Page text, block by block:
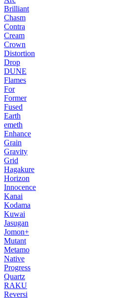
Brilliant
Chasm
Contra
Cream
Crown
Distortion
Drop
DUNE
Flames
For
Former
Fused
Earth
emeth
Enhance
Grain
Gravity
Grid
Hagakure
Horizon
Innocence
Kanai
Kodama
Kuwai
Jasugan
Jomon+
Mutant
Metamo
Native
Progress
Quartz
RAKU
Reversi